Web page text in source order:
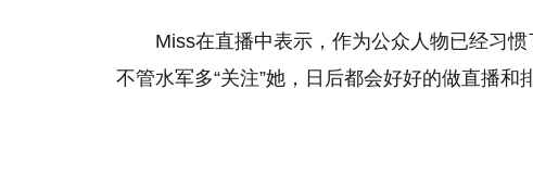
Miss在直播中表示，作为公众人物已经习
不管水军多“关注”她，日后都会好好的做直播和